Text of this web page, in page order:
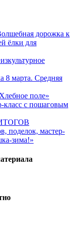
дорожка к
ёлки для
8 марта. Средняя
поле»
класс с пошаговым
поделок, мастер-
зима!»